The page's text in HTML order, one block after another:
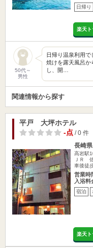
日帰り
楽天ト
50代～
男性
日帰り温泉利用
焼けを露天風呂か
し、開…
関連情報から探す
平戸 大坪ホテル
-点/ 0 件
長崎
高岩駅
ＪＲ
車後徒
営業時
入浴料
宿泊
楽天ト